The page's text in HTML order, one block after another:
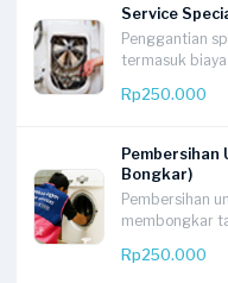
Service
Penggantian
termasuk
Rp250.000
Pembersihan
Bongkar)
Pembersihan
membongkar
Rp250.000